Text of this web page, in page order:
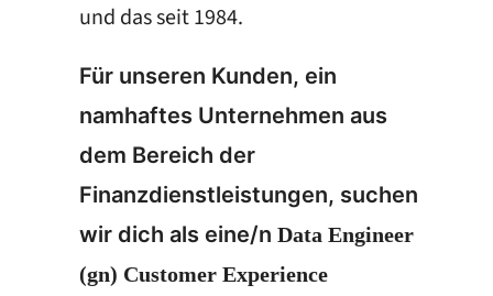
und das seit 1984.
Für unseren Kunden, ein
namhaftes Unternehmen aus
dem Bereich der
Finanzdienstleistungen, suchen
wir dich als eine/n Data Engineer
(gn) Customer Experience